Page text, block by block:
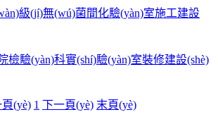
級(jí)無(wú)菌間化驗(yàn)室施工建設
檢驗(yàn)科實(shí)驗(yàn)室裝修建設(shè)
頁(yè) 1 下一頁(yè) 末頁(yè)